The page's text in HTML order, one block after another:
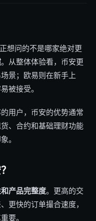
想问的不是哪家绝对更
。从整体体验看，币安更
景；欧易则在新手上
被接受。
用户，币安的优势通常
、合约和基础理财功能
。
产品完整度。更高的交
更快的订单撮合速度，
要。